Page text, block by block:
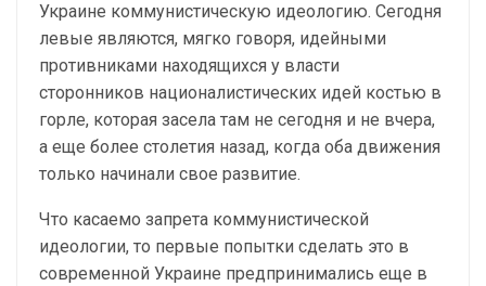
Украине коммунистическую идеологию. Сегодня
левые являются, мягко говоря, идейными
противниками находящихся у власти
сторонников националистических идей костью в
горле, которая засела там не сегодня и не вчера,
а еще более столетия назад, когда оба движения
только начинали свое развитие.
Что касаемо запрета коммунистической
идеологии, то первые попытки сделать это в
современной Украине предпринимались еще в